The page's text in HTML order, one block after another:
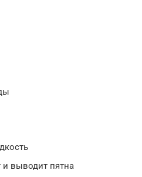
выводит пятна